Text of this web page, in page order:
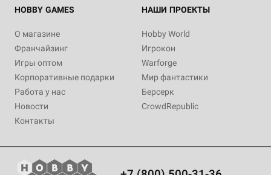
HOBBY GAMES
О магазине
Франчайзинг
Игры оптом
Корпоративные подарки
Работа у нас
Новости
Контакты
НАШИ ПРОЕКТЫ
Hobby World
Игрокон
Warforge
Мир фантастики
Берсерк
CrowdRepublic